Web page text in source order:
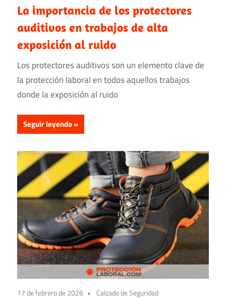
La importancia de los protectores
auditivos en trabajos de alta
exposición al ruido
Los protectores auditivos son un elemento clave de
la protección laboral en todos aquellos trabajos
donde la exposición al ruido
Seguir leyendo
17 de febrero de 2026 Calzado de Seguridad